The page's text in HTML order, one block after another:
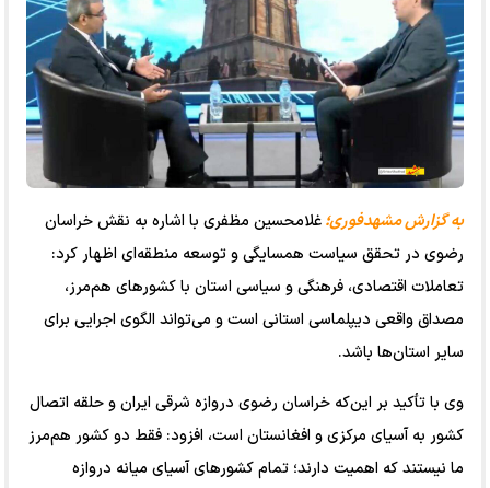
به گزارش مشهدفوری؛غلامحسین مظفری با اشاره به نقش خراسان
رضوی در تحقق سیاست همسایگی و توسعه منطقه‌ای اظهار کرد:
تعاملات اقتصادی، فرهنگی و سیاسی استان با کشورهای هم‌مرز،
مصداق واقعی دیپلماسی استانی است و می‌تواند الگوی اجرایی برای
سایر استان‌ها باشد.
وی با تأکید بر این‌که خراسان رضوی دروازه شرقی ایران و حلقه اتصال
کشور به آسیای مرکزی و افغانستان است، افزود: فقط دو کشور هم‌مرز
ما نیستند که اهمیت دارند؛ تمام کشورهای آسیای میانه دروازه